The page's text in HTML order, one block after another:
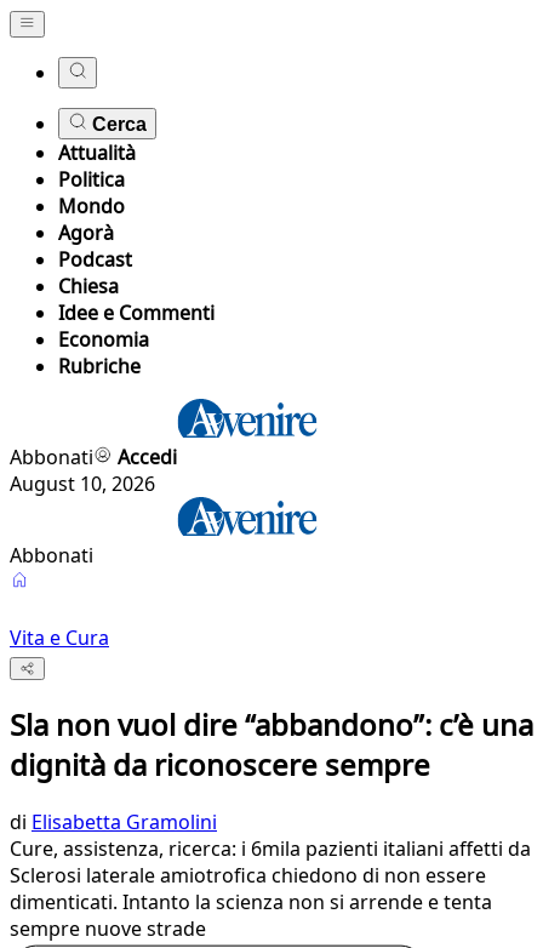
Cerca
Attualità
Politica
Mondo
Agorà
Podcast
Chiesa
Idee e Commenti
Economia
Rubriche
Abbonati
Accedi
August 10, 2026
Abbonati
Vita e Cura
Sla non vuol dire “abbandono”: c’è una
dignità da riconoscere sempre
di Elisabetta Gramolini
Cure, assistenza, ricerca: i 6mila pazienti italiani affetti da
Sclerosi laterale amiotrofica chiedono di non essere
dimenticati. Intanto la scienza non si arrende e tenta
sempre nuove strade